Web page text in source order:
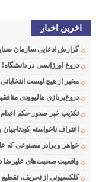
اخرین اخبار
گزارش ادعایی سازمان
دروغ اورژانسی در دانشگاه!
مخبر از هیچ لیست
دروغ‌پردازی هالیوودی
تکذیب خبر صدور حکم اعدام
اعتراف ناخواسته
خواهر و برادر مصنوعی که
واقعیت صحبت‌های علیرضا
کلکسیونی از تحریف، تقطیع